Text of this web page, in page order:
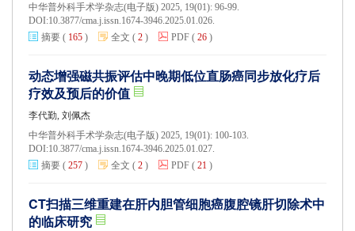
中华普外科手术学杂志(电子版) 2025, 19(01): 96-99.
DOI:10.3877/cma.j.issn.1674-3946.2025.01.026.
摘要 ( 165 ) 全文 ( 2 ) PDF ( 26 )
动态增强磁共振评估中晚期低位直肠癌同步放化疗后
疗效及预后的价值
李代勤, 刘佩杰
中华普外科手术学杂志(电子版) 2025, 19(01): 100-103.
DOI:10.3877/cma.j.issn.1674-3946.2025.01.027.
摘要 ( 257 ) 全文 ( 2 ) PDF ( 21 )
CT扫描三维重建在肝内胆管细胞癌腹腔镜肝切除术中
的临床研究